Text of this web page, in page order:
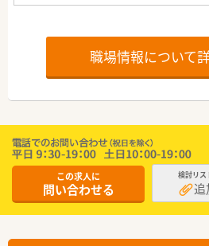
職場情報について
この求人に
問い合わせる
検討リス
追